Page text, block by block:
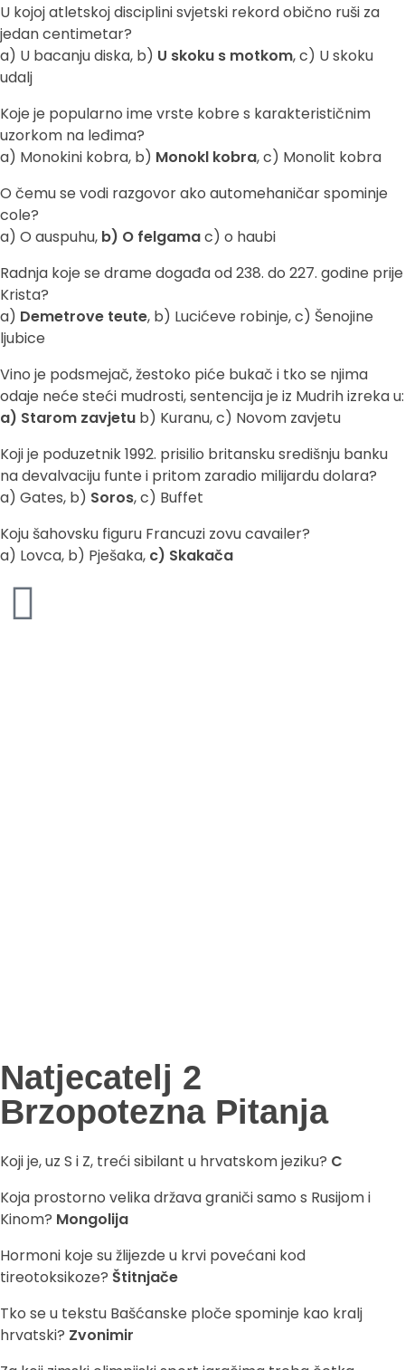
U kojoj atletskoj disciplini svjetski rekord obično ruši za
jedan centimetar?
a) U bacanju diska, b) U skoku s motkom, c) U skoku
udalj
Koje je popularno ime vrste kobre s karakterističnim
uzorkom na leđima?
a) Monokini kobra, b) Monokl kobra, c) Monolit kobra
O čemu se vodi razgovor ako automehaničar spominje
cole?
a) O auspuhu, b) O felgamac) o haubi
Radnja koje se drame događa od 238. do 227. godine prije
Krista?
a) Demetrove teute, b) Lucićeve robinje, c) Šenojine
ljubice
Vino je podsmejač, žestoko piće bukač i tko se njima
odaje neće steći mudrosti, sentencija je iz Mudrih izreka u:
a) Starom zavjetu b) Kuranu, c) Novom zavjetu
Koji je poduzetnik 1992. prisilio britansku središnju banku
na devalvaciju funte i pritom zaradio milijardu dolara?
a) Gates, b) Soros, c) Buffet
Koju šahovsku figuru Francuzi zovu cavailer?
a) Lovca, b) Pješaka, c) Skakača
Natjecatelj 2
Brzopotezna Pitanja
Koji je, uz S i Z, treći sibilant u hrvatskom jeziku? C
Koja prostorno velika država graniči samo s Rusijom i
Kinom? Mongolija
Hormoni koje su žlijezde u krvi povećani kod
tireotoksikoze? Štitnjače
Tko se u tekstu Bašćanske ploče spominje kao kralj
hrvatski? Zvonimir